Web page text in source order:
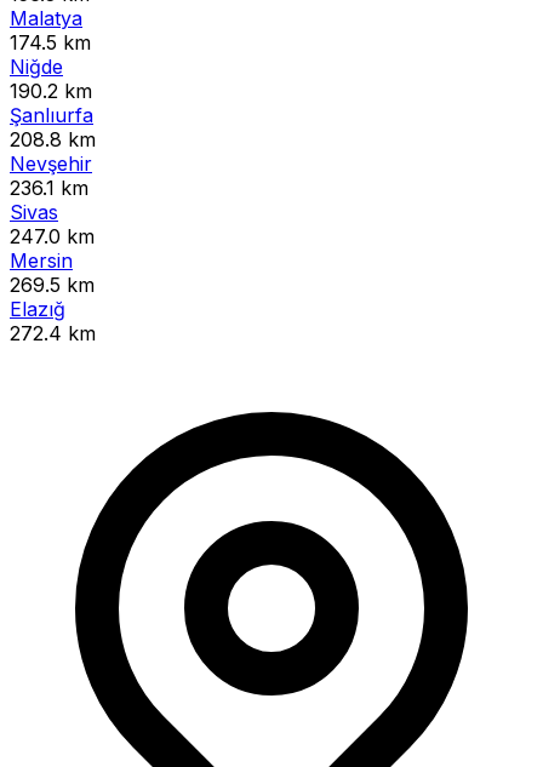
Malatya
174.5 km
Niğde
190.2 km
Şanlıurfa
208.8 km
Nevşehir
236.1 km
Sivas
247.0 km
Mersin
269.5 km
Elazığ
272.4 km